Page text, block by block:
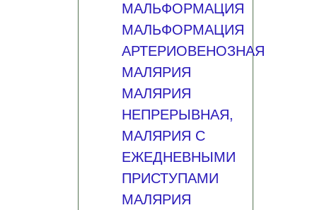
МАЛЬФОРМАЦИЯ
МАЛЬФОРМАЦИЯ
АРТЕРИОВЕНОЗНАЯ
МАЛЯРИЯ
МАЛЯРИЯ
НЕПРЕРЫВНАЯ,
МАЛЯРИЯ С
ЕЖЕДНЕВНЫМИ
ПРИСТУПАМИ
МАЛЯРИЯ